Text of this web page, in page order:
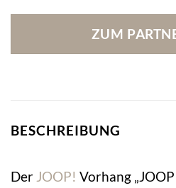
war:
91,99 €
ZUM
BESCHREIBUNG
Der JOOP! Vorhang